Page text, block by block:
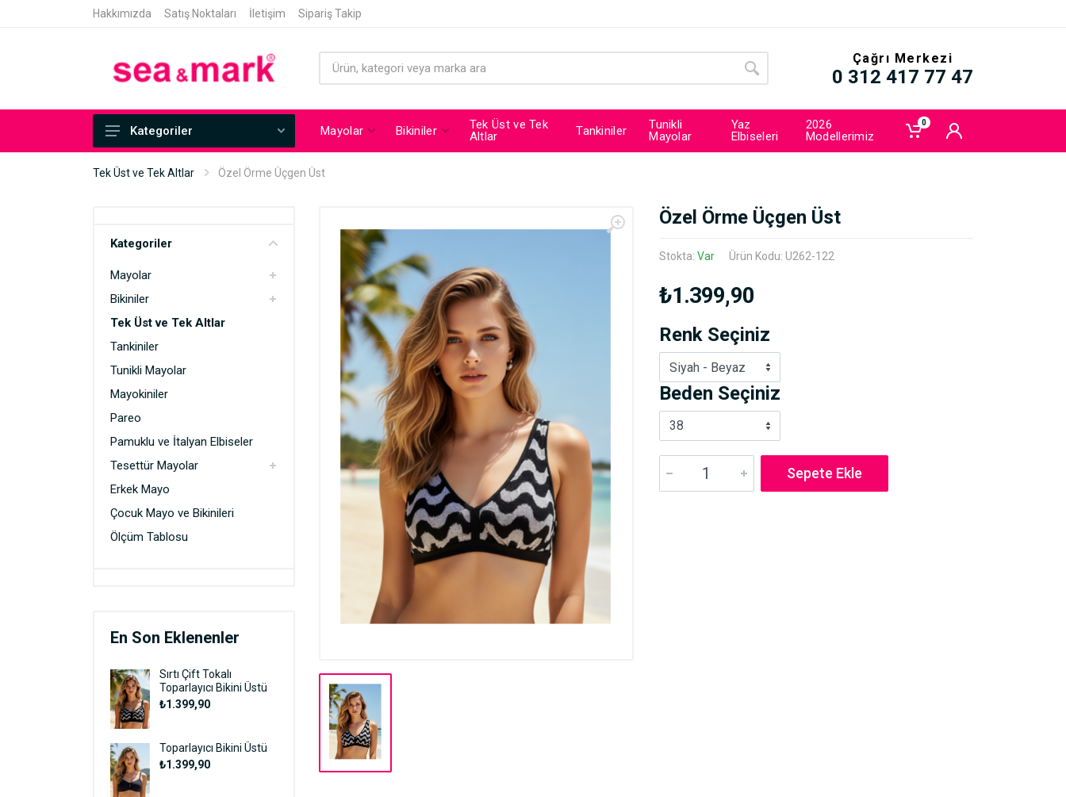
Hakkımızda Satış Noktaları İletişim Sipariş Takip
Çağrı Merkezi
0 312 417 77 47
Mayolar
Tankiniler
Tunikli Mayolar
Pamuklu ve İtalyan Elbiseler
Tesettür Mayolar
Erkek Mayo
Çocuk Mayo ve Bikinileri
Kategoriler Mayolar Bikiniler
Tek Üst ve Tek
Altlar
Tankiniler
Tunikli
Mayolar
Yaz
Elbiseleri
2026
Modellerimiz
0
Tek Üst ve Tek Altlar Özel Örme Üçgen Üst
Kategoriler
Mayolar
Bikiniler
Tek Üst ve Tek Altlar
Tankiniler
Tunikli Mayolar
Mayokiniler
Pareo
Pamuklu ve İtalyan Elbiseler
Tesettür Mayolar
Erkek Mayo
Çocuk Mayo ve Bikinileri
Ölçüm Tablosu
En Son Eklenenler
Sırtı Çift Tokalı
Toparlayıcı Bikini Üstü
₺1.399,90
Toparlayıcı Bikini Üstü
₺1.399,90
Özel Örme Üçgen Üst
Stokta: Var Ürün Kodu: U262-122
₺1.399,90
Renk Seçiniz
Siyah - Beyaz
Beden Seçiniz
Sepete Ekle